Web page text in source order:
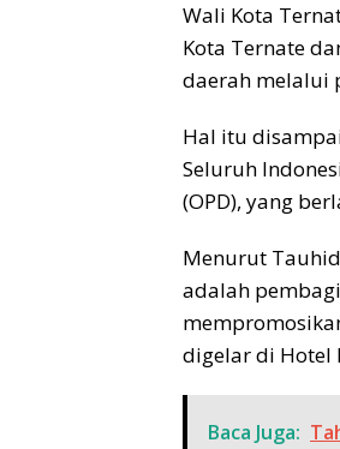
Wali Kota
Kota Ternate
daerah melalui
Hal itu
Seluruh
(OPD), yang
Menurut
adalah
digelar di Hotel
Baca Juga: